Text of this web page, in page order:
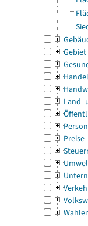
Gebiet
Land-
Preise